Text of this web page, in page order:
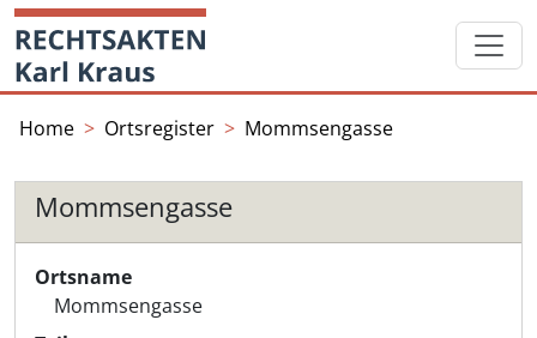
Skip
content
Startseite
Home Ortsregister Mommsengasse
Mommsengasse
Ortsname
Mommsengasse